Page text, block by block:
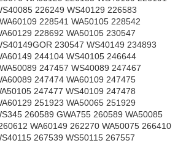
226249 WS40129 226583
228541 WA50105 228542
228692 WA50105 230547
230547 WS40149 234893
244104 WS40105 246644
247457 WS40089 247467
247474 WA60109 247475
247477 WS40109 247478
251923 WA50065 251929
260589 GWA755 260589 WA50085
WA60149 262270 WA50075 266410
267539 WS50115 267557